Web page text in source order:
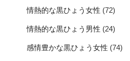
情熱的な黒ひょう女性 (72)
情熱的な黒ひょう男性 (24)
感情豊かな黒ひょう女性 (74)